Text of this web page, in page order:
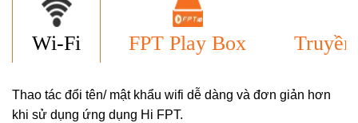
Wi-Fi FPT Play Box
Thao tác đổi tên/ mật khẩu wifi dễ dàng và đơn giản hơn
khi sử dụng ứng dụng Hi FPT.